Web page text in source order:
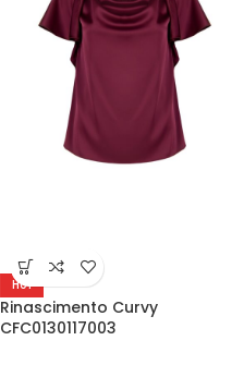
HOT
Rinascimento Curvy
CFC0130117003